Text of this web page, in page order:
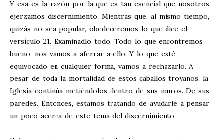
Y esa es la razón por la que es tan esencial que nosotros
ejerzamos discernimiento. Mientras que, al mismo tiempo,
quizás no sea popular, obedeceremos lo que dice el
versículo 21. Examinadlo todo. Todo lo que encontremos
bueno, nos vamos a aferrar a ello. Y lo que esté
equivocado en cualquier forma, vamos a rechazarlo. A
pesar de toda la mortalidad de estos caballos troyanos, la
Iglesia continúa metiéndolos dentro de sus muros. De sus
paredes. Entonces, estamos tratando de ayudarle a pensar
un poco acerca de este tema del discernimiento.